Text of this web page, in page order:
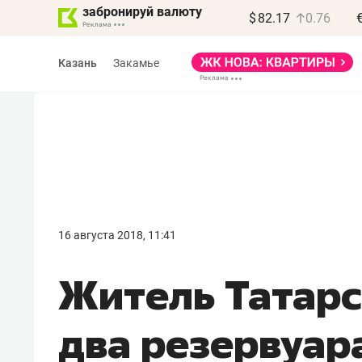
забронируй валюту $ 82.17 0.76
Казань Закамье
16 августа 2018, 11:41
Житель
два
правил, бизнес может
потерять минимум